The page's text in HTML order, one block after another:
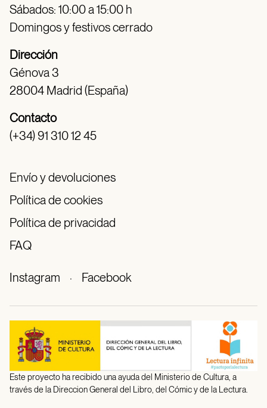
Sábados: 10:00 a 15:00 h
Domingos y festivos cerrado
Dirección
Génova 3
28004 Madrid (España)
Contacto
(+34) 91 310 12 45
Envío y devoluciones
Política de cookies
Política de privacidad
FAQ
Instagram · Facebook
Este proyecto ha recibido una ayuda del Ministerio de Cultura, a
través de la Direccion General del Libro, del Cómic y de la Lectura.